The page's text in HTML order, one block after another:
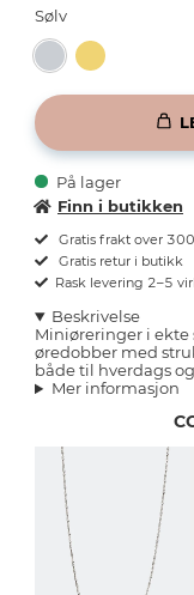
Sølv
På lager
Finn i butikken
Gratis frakt over
Gratis retur i butikk
Rask levering 2–5
Beskrivelse
Miniøreringer i ekte
øredobber med
både til hverdags
Mer informasjon